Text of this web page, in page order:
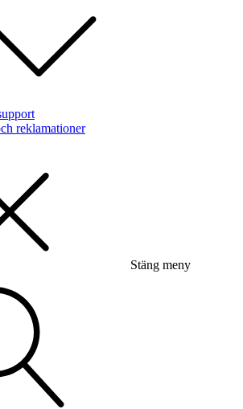
reklamationer
Stäng meny